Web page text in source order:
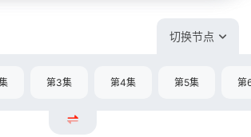
切换节点
第3集 第4集 第5集 第